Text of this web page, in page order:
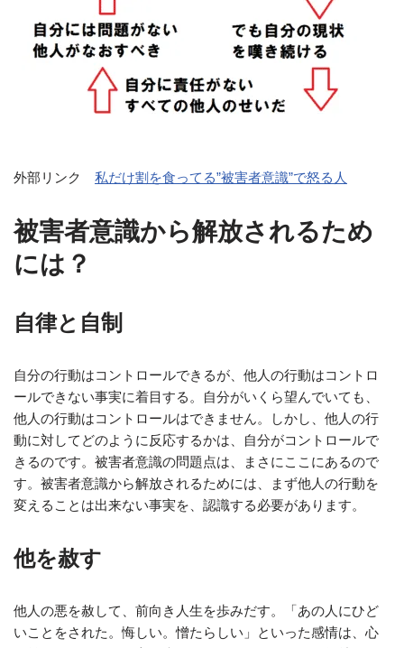
外部リンク 私だけ割を食ってる”被害者意識”で怒る人
被害者意識から解放されるため
には？
自律と自制
自分の行動はコントロールできるが、他人の行動はコントロ
ールできない事実に着目する。自分がいくら望んでいても、
他人の行動はコントロールはできません。しかし、他人の行
動に対してどのように反応するかは、自分がコントロールで
きるのです。被害者意識の問題点は、まさにここにあるので
す。被害者意識から解放されるためには、まず他人の行動を
変えることは出来ない事実を、認識する必要があります。
他を赦す
他人の悪を赦して、前向き人生を歩みだす。「あの人にひど
いことをされた。悔しい。憎たらしい」といった感情は、心